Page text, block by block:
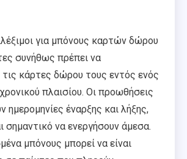
για μπόνους καρτών δώρου
συνήθως πρέπει να
κάρτες δώρου τους εντός ενός
πλαισίου. Οι προωθήσεις
ημερομηνίες έναρξης και λήξης,
σημαντικό να ενεργήσουν άμεσα.
μπόνους μπορεί να είναι